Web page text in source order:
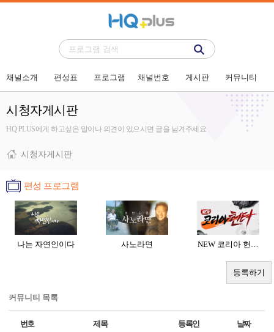
채널소개 편성표 프로그램 채널번호 게시판 커뮤니티
시청자게시판
HQ PLUS에게 하고싶은 말이나 의견이 있으시면 글을 남겨주세요
시청자게시판
편성 프로그램
나는 자연인이다 사노라면 NEW 코리아 헌…
등록하기
커뮤니티 목록
번호 제목 등록인 날짜